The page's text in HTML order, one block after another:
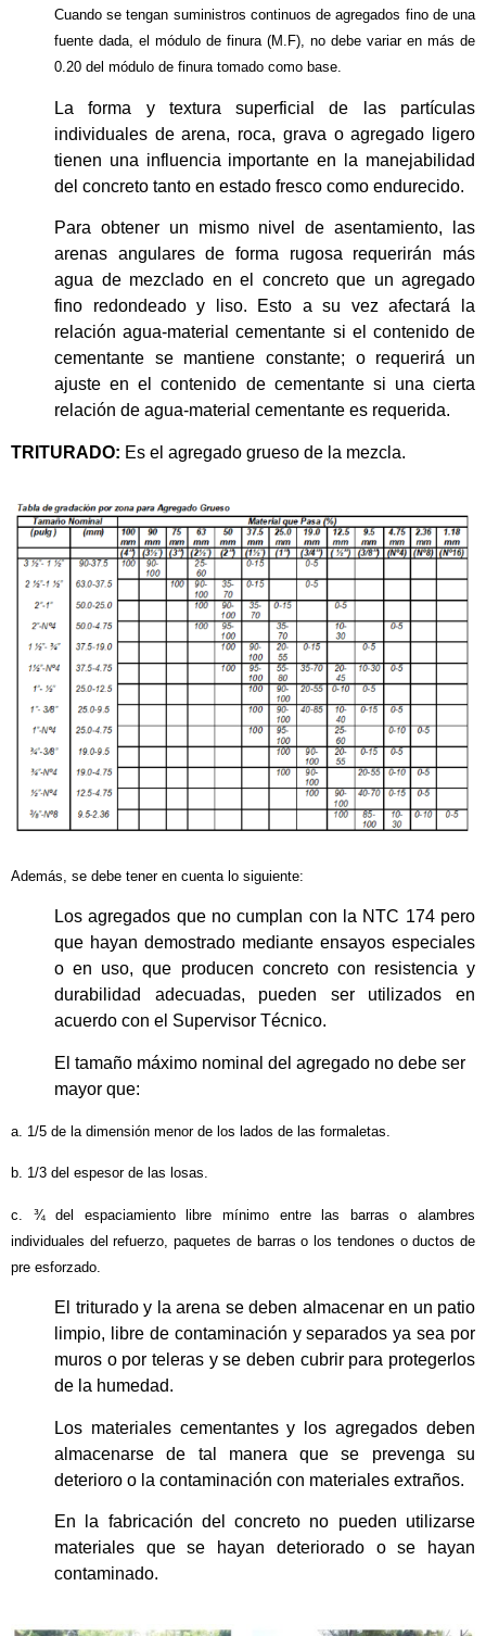
Cuando se tengan suministros continuos de agregados fino de una
fuente dada, el módulo de finura (M.F), no debe variar en más de
0.20 del módulo de finura tomado como base.
La forma y textura superficial de las partículas
individuales de arena, roca, grava o agregado ligero
tienen una influencia importante en la manejabilidad
del concreto tanto en estado fresco como endurecido.
Para obtener un mismo nivel de asentamiento, las
arenas angulares de forma rugosa requerirán más
agua de mezclado en el concreto que un agregado
fino redondeado y liso. Esto a su vez afectará la
relación agua-material cementante si el contenido de
cementante se mantiene constante; o requerirá un
ajuste en el contenido de cementante si una cierta
relación de agua-material cementante es requerida.
TRITURADO: Es el agregado grueso de la mezcla.
Además, se debe tener en cuenta lo siguiente:
Los agregados que no cumplan con la NTC 174 pero
que hayan demostrado mediante ensayos especiales
o en uso, que producen concreto con resistencia y
durabilidad adecuadas, pueden ser utilizados en
acuerdo con el Supervisor Técnico.
El tamaño máximo nominal del agregado no debe ser
mayor que:
a. 1/5 de la dimensión menor de los lados de las formaletas.
b. 1/3 del espesor de las losas.
c. ¾ del espaciamiento libre mínimo entre las barras o alambres
individuales del refuerzo, paquetes de barras o los tendones o ductos de
pre esforzado.
El triturado y la arena se deben almacenar en un patio
limpio, libre de contaminación y separados ya sea por
muros o por teleras y se deben cubrir para protegerlos
de la humedad.
Los materiales cementantes y los agregados deben
almacenarse de tal manera que se prevenga su
deterioro o la contaminación con materiales extraños.
En la fabricación del concreto no pueden utilizarse
materiales que se hayan deteriorado o se hayan
contaminado.